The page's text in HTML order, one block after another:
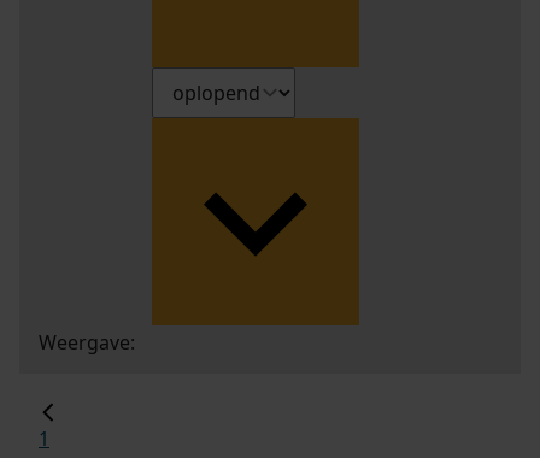
Weergave:
1